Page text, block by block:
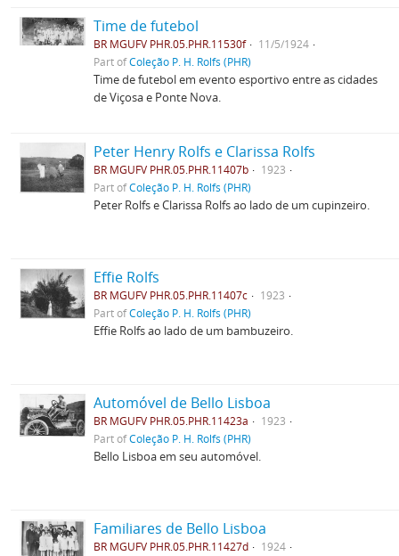
Time de futebol
BR MGUFV PHR.05.PHR.11530f
11/5/1924
Part ofColeção P. H. Rolfs (PHR)
Time de futebol em evento esportivo entre as cidades
de Viçosa e Ponte Nova.
Peter Henry Rolfs e Clarissa Rolfs
BR MGUFV PHR.05.PHR.11407b
1923
Part ofColeção P. H. Rolfs (PHR)
Peter Rolfs e Clarissa Rolfs ao lado de um cupinzeiro.
Effie Rolfs
BR MGUFV PHR.05.PHR.11407c
1923
Part ofColeção P. H. Rolfs (PHR)
Effie Rolfs ao lado de um bambuzeiro.
Automóvel de Bello Lisboa
BR MGUFV PHR.05.PHR.11423a
1923
Part ofColeção P. H. Rolfs (PHR)
Bello Lisboa em seu automóvel.
Familiares de Bello Lisboa
BR MGUFV PHR.05.PHR.11427d
1924